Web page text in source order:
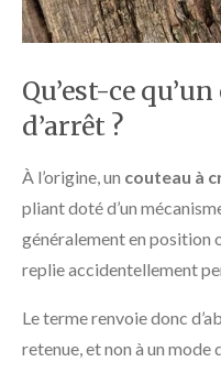
Qu’est-ce
d’arrêt ?
À l’origine, un couteau à
pliant doté d’un
généralement en position
replie accidentellement
Le terme renvoie donc
retenue, et non à un mode